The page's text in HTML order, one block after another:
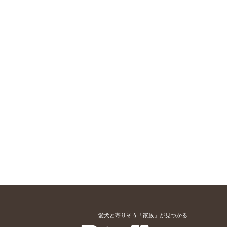
愛犬と寄りそう「家族」が見つかる